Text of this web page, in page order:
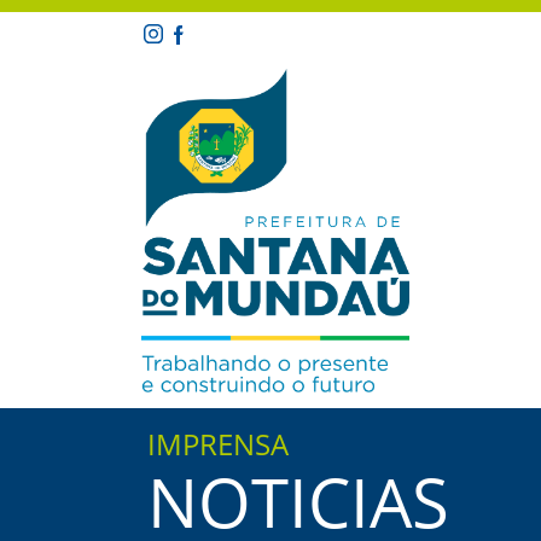
IMPRENSA
NOTICIAS